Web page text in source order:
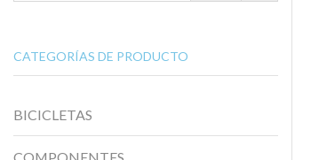
CATEGORÍAS DE PRODUCTO
BICICLETAS
COMPONENTES